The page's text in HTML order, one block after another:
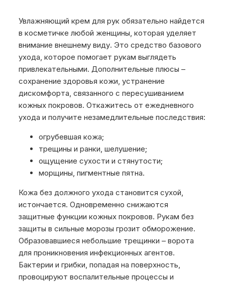
Увлажняющий крем для рук обязательно найдется
в косметичке любой женщины, которая уделяет
внимание внешнему виду. Это средство базового
ухода, которое помогает рукам выглядеть
привлекательными. Дополнительные плюсы –
сохранение здоровья кожи, устранение
дискомфорта, связанного с пересушиванием
кожных покровов. Откажитесь от ежедневного
ухода и получите незамедлительные последствия:
огрубевшая кожа;
трещины и ранки, шелушение;
ощущение сухости и стянутости;
морщины, пигментные пятна.
Кожа без должного ухода становится сухой,
истончается. Одновременно снижаются
защитные функции кожных покровов. Рукам без
защиты в сильные морозы грозит обморожение.
Образовавшиеся небольшие трещинки – ворота
для проникновения инфекционных агентов.
Бактерии и грибки, попадая на поверхность,
провоцируют воспалительные процессы и